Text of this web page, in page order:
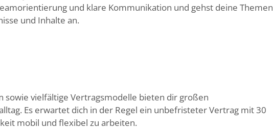
und klare Kommunikation und gehst deine Themen
und Inhalte an.
sowie vielfältige Vertragsmodelle bieten dir großen
Es erwartet dich in der Regel ein unbefristeter Vertrag mit 30
mobil und flexibel zu arbeiten.